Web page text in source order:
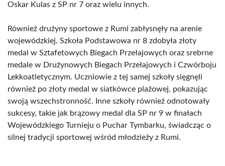
Oskar Kulas z SP nr 7 oraz wielu innych.
Również drużyny sportowe z Rumi zabłysnęły na arenie
wojewódzkiej. Szkoła Podstawowa nr 8 zdobyła złoty
medal w Sztafetowych Biegach Przełajowych oraz srebrne
medale w Drużynowych Biegach Przełajowych i Czwórboju
Lekkoatletycznym. Uczniowie z tej samej szkoły sięgnęli
również po złoty medal w siatkówce plażowej, pokazując
swoją wszechstronność. Inne szkoły również odnotowały
sukcesy, takie jak brązowy medal dla SP nr 9 w finałach
Wojewódzkiego Turnieju o Puchar Tymbarku, świadcząc o
silnej tradycji sportowej wśród młodzieży z Rumi.